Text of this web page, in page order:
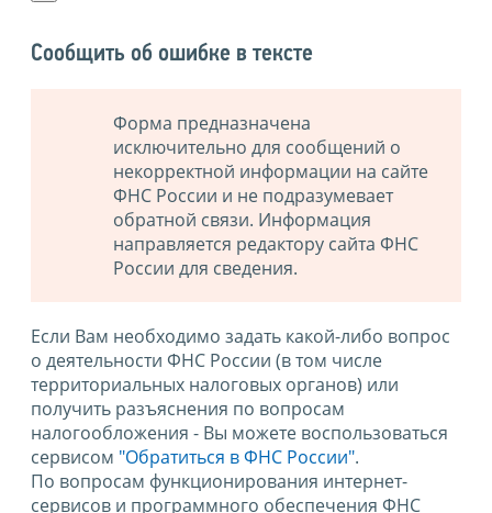
Сообщить об ошибке в тексте
Форма предназначена
исключительно для сообщений о
некорректной информации на сайте
ФНС России и не подразумевает
обратной связи. Информация
направляется редактору сайта ФНС
России для сведения.
Если Вам необходимо задать какой-либо вопрос
о деятельности ФНС России (в том числе
территориальных налоговых органов) или
получить разъяснения по вопросам
налогообложения - Вы можете воспользоваться
сервисом "Обратиться в ФНС России".
По вопросам функционирования интернет-
сервисов и программного обеспечения ФНС